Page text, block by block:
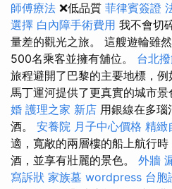
師傅療法 ❌低品質 菲律賓簽證
選擇 白內障手術費用 我不會切
量差的觀光之旅。 這艘遊輪雖
500名乘客並擁有舖位。 台北
旅程避開了巴黎的主要地標，
馬丁運河提供了更真實的城市景
婚 護理之家 新店 用銀線在多
酒。 安養院 月子中心價格 精緻
適，寬敞的兩層樓的船上航行
酒，並享有壯麗的景色。 外牆
寫訴狀 家族墓 wordpress 台胞